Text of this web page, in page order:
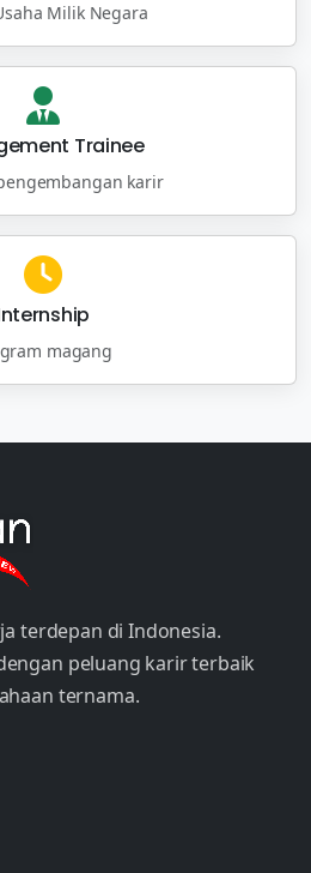
Milik Negara
Trainee
karir
magang
terdepan di Indonesia.
peluang karir terbaik
ternama.